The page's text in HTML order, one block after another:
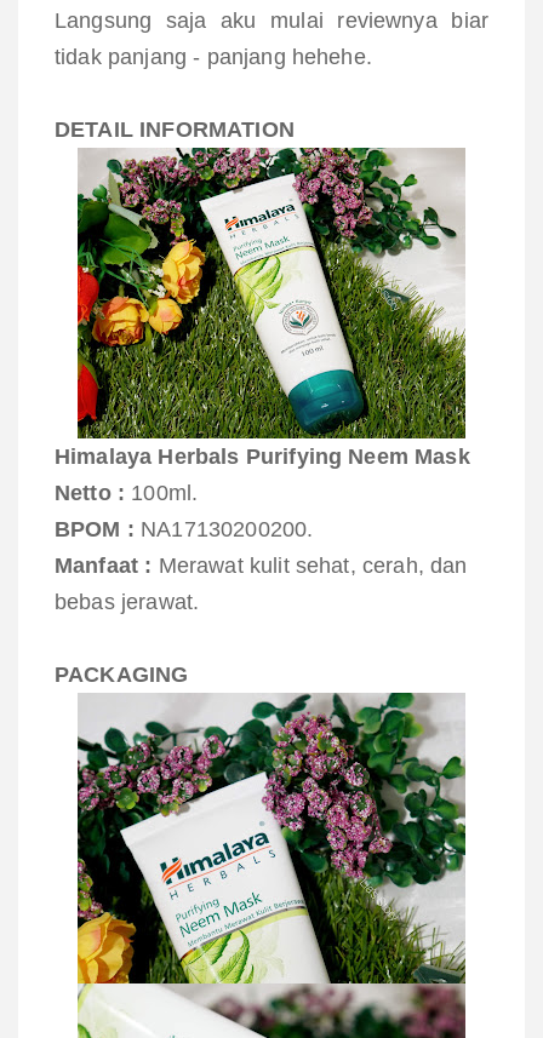
Langsung saja aku mulai reviewnya biar
tidak panjang - panjang hehehe.
DETAIL INFORMATION
Himalaya Herbals Purifying Neem Mask
Netto : 100ml.
BPOM : NA17130200200.
Manfaat : Merawat kulit sehat, cerah, dan
bebas jerawat.
PACKAGING